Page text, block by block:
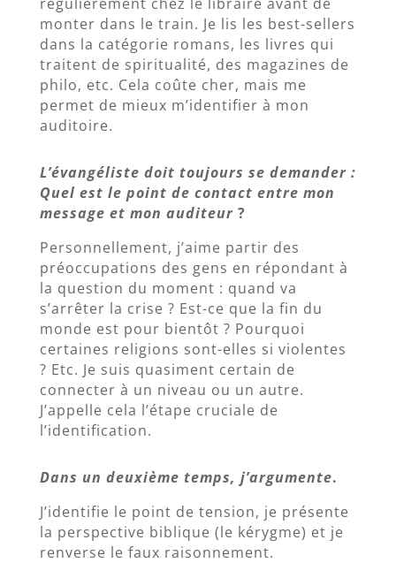
monter dans le train. Je lis les best-sellers
dans la catégorie romans, les livres qui
traitent de spiritualité, des magazines de
philo, etc. Cela coûte cher, mais me
permet de mieux m’identifier à mon
auditoire.
L’évangéliste doit toujours se demander :
Quel est le point de contact entre mon
message et mon auditeur?
Personnellement, j’aime partir des
préoccupations des gens en répondant à
la question du moment : quand va
s’arrêter la crise ? Est-ce que la fin du
monde est pour bientôt ? Pourquoi
certaines religions sont-elles si violentes
? Etc. Je suis quasiment certain de
connecter à un niveau ou un autre.
J’appelle cela l’étape cruciale de
l’identification.
Dans un deuxième temps, j’argumente.
J’identifie le point de tension, je présente
la perspective biblique (le kérygme) et je
renverse le faux raisonnement.